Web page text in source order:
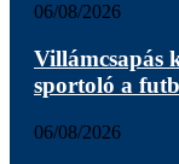
06/08/2026
Villámcsapás
sportoló a
06/08/2026